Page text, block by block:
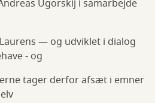
Ugorskij i samarbejde
— og udviklet i dialog
- og
tager derfor afsæt i emner